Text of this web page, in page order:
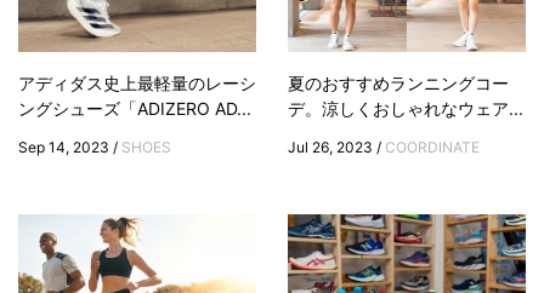
アディダス史上最軽量のレーシ
ングシューズ「ADIZERO AD...
Sep 14, 2023 / SHOES
夏のおすすめランニングコー
デ。涼しくおしゃれなウェア...
Jul 26, 2023 / COORDINATE